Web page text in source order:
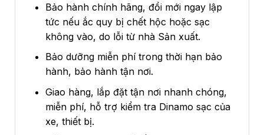
Bảo hành chính hãng, đổi mới ngay lập
tức nếu ắc quy bị chết hộc hoặc sạc
không vào, do lỗi từ nhà Sản xuất.
Bảo dưỡng miễn phí trong thời hạn bảo
hành, bảo hành tận nơi.
Giao hàng, lắp đặt tận nơi nhanh chóng,
miễn phí, hỗ trợ kiểm tra Dinamo sạc của
xe, thiết bị.